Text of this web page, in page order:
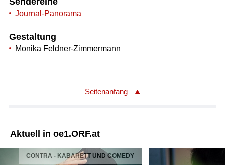
Journal-Panorama
Gestaltung
Monika Feldner-Zimmermann
Seitenanfang
Aktuell in oe1.ORF.at
CONTRA - KABARETT UND COMEDY